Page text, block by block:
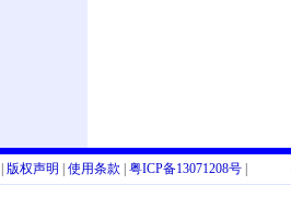
版权声明 使用条款 粤ICP备13071208号|